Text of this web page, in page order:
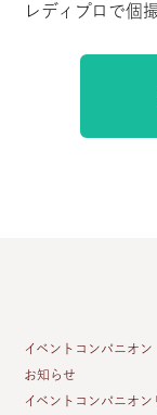
レディプロで個
イベントコンパニオン
お知らせ
イベントコンパニオン